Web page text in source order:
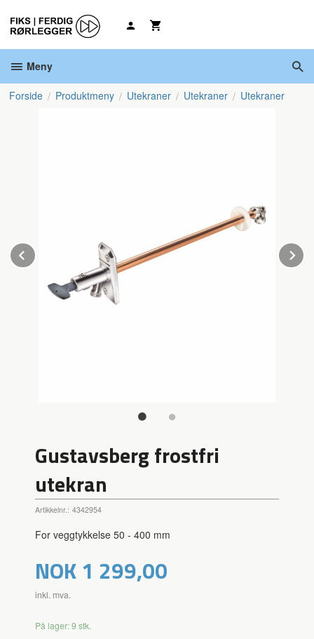
innholdet
Meny
Forside Produktmeny Utekraner Utekraner Utekraner
Prev
Gustavsberg frostfri
utekran
Artikkelnr.: 4342954
For veggtykkelse 50 - 400 mm
Pris
NOK1 299,00
inkl. mva.
På lager: 9 stk.